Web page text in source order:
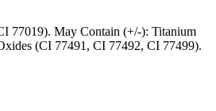
77019). May Contain (+/-): Titanium
(CI 77491, CI 77492, CI 77499).